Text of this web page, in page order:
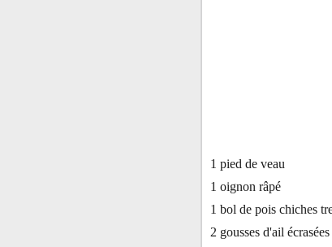
1 pied de veau
1 oignon râpé
1 bol de pois chiches
2 gousses d'ail écrasées